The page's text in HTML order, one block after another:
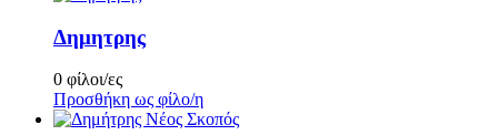
Δημητρης
0 φίλοι/ες
Προσθήκη ως φίλο/η